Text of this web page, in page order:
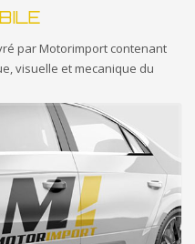
par Motorimport contenant
visuelle et mecanique du